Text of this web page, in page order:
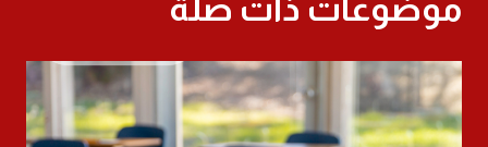
موضوعات ذات صلة